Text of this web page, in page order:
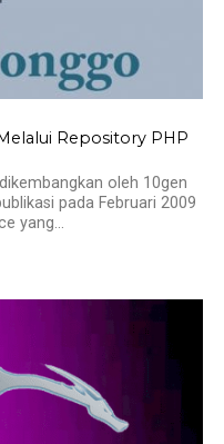
Repository PHP
oleh 10gen
pada Februari 2009
yang...